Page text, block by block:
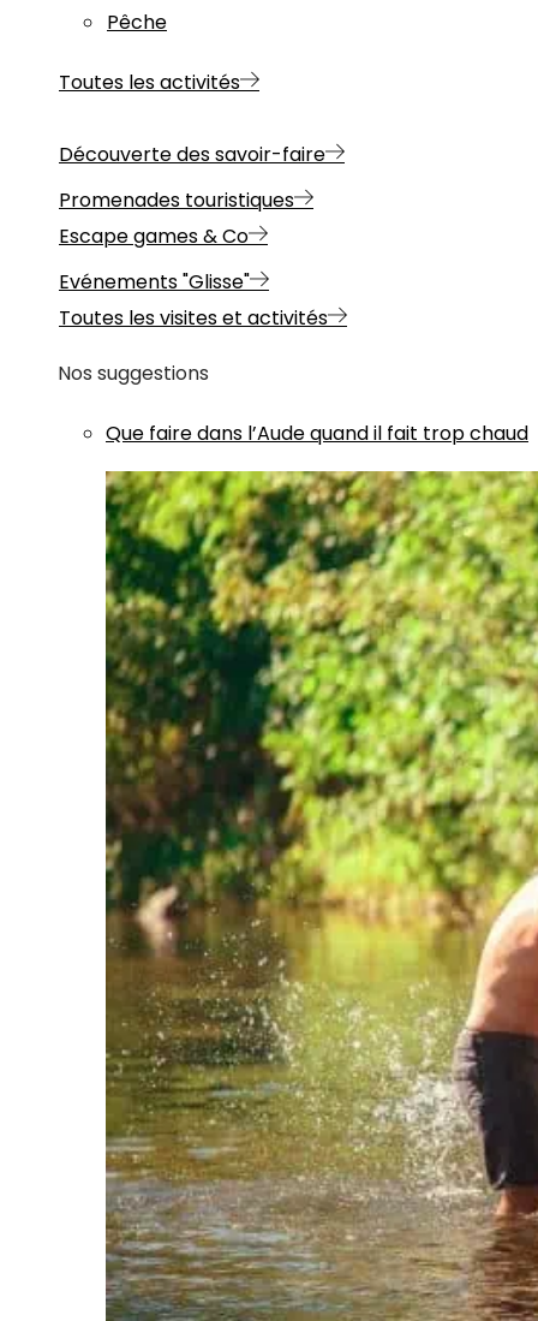
Pêche
Toutes les activités
Découverte des savoir-faire
Promenades touristiques
Escape games & Co
Evénements "Glisse"
Toutes les visites et activités
Nos suggestions
Que faire dans l’Aude quand il fait trop chaud